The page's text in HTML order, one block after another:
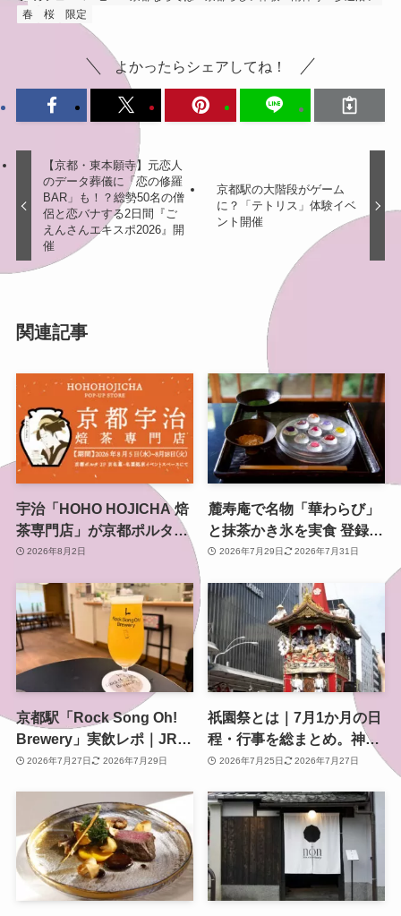
春
桜 限定
よかったらシェアしてね！
【京都・東本願寺】元恋人
のデータ葬儀に「恋の修羅
BAR」も！？総勢50名の僧
侶と恋バナする2日間『ご
えんさんエキスポ2026』開
催
京都駅の大階段がゲーム
に？「テトリス」体験イベ
ント開催
関連記事
宇治「HOHO HOJICHA 焙
茶専門店」が京都ポルタで
POP-UP、8月5日から14日
2026年8月2日
麓寿庵で名物「華わらび」
と抹茶かき氷を実食 登録有
形文化財で味わう京都時間
2026年7月29日 2026年7月31日
京都駅「Rock Song Oh!
Brewery」実飲レポ｜JR東
海グループ初の自社醸造ク
2026年7月27日 2026年7月29日
祇園祭とは｜7月1か月の日
程・行事を総まとめ。神幸
祭・山鉾巡行・還幸祭まで
2026年7月25日 2026年7月27日